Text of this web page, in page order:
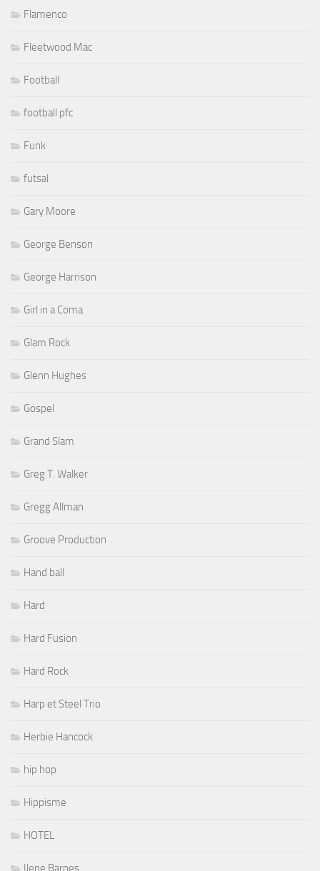
Flamenco
Fleetwood Mac
Football
football pfc
Funk
futsal
Gary Moore
George Benson
George Harrison
Girl in a Coma
Glam Rock
Glenn Hughes
Gospel
Grand Slam
Greg T. Walker
Gregg Allman
Groove Production
Hand ball
Hard
Hard Fusion
Hard Rock
Harp et Steel Trio
Herbie Hancock
hip hop
Hippisme
HOTEL
Ilene Barnes